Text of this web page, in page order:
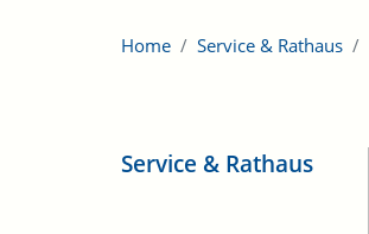
Home Service & Rathaus
Service & Rathaus